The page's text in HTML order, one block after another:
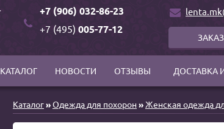
+7 (906) 032-86-23
+7 (495) 005-77-12
КАТАЛОГ НОВОСТИ ОТЗЫВЫ ДОСТАВКА
Каталог»Одежда для похорон »Женская одежда